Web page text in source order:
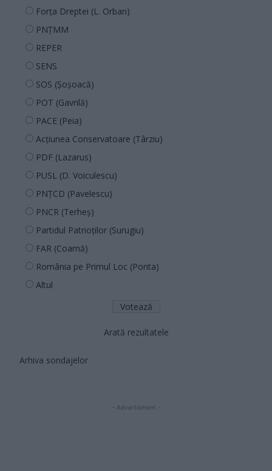
Forța Dreptei (L. Orban)
PNȚMM
REPER
SENS
SOS (Șoșoacă)
POT (Gavrilă)
PACE (Peia)
Acțiunea Conservatoare (Târziu)
PDF (Lazarus)
PUSL (D. Voiculescu)
PNȚCD (Pavelescu)
PNCR (Terheș)
Partidul Patrioților (Surugiu)
FAR (Coarnă)
România pe Primul Loc (Ponta)
Altul
Arată rezultatele
Arhiva sondajelor
- Advertisment -